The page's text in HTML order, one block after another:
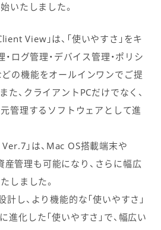
いたしました。
View」は、「使いやすさ」をキ
ログ管理・デバイス管理・ポリシ
の機能をオールインワンでご提
た、クライアントPCだけでなく、
管理するソフトウェアとして進
」は、Mac OS搭載端末や
管理も可能になり、さらに幅広
しました。
し、より機能的な「使いやすさ」
進化した「使いやすさ」で、幅広い